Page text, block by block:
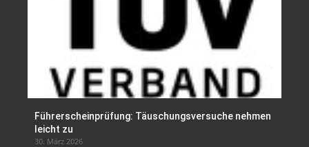
Führerscheinprüfung: Täuschungsversuche nehmen
leicht zu
30. März 2026